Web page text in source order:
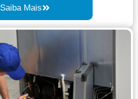
Saiba Mais